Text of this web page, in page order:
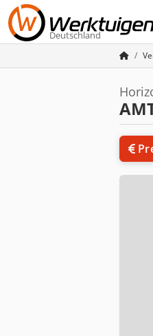
Deutschland